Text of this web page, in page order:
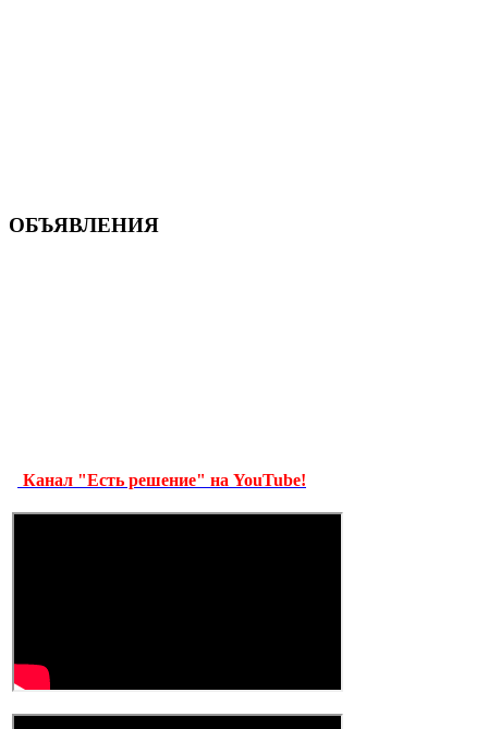
ОБЪЯВЛЕНИЯ
Канал "Есть решение" на YouTube!